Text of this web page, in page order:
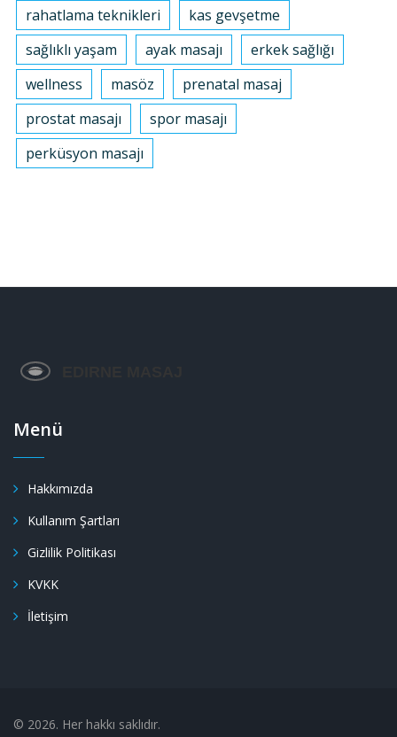
rahatlama teknikleri
kas gevşetme
sağlıklı yaşam
ayak masajı
erkek sağlığı
wellness
masöz
prenatal masaj
prostat masajı
spor masajı
perküsyon masajı
Menü
Hakkımızda
Kullanım Şartları
Gizlilik Politikası
KVKK
İletişim
© 2026. Her hakkı saklıdır.